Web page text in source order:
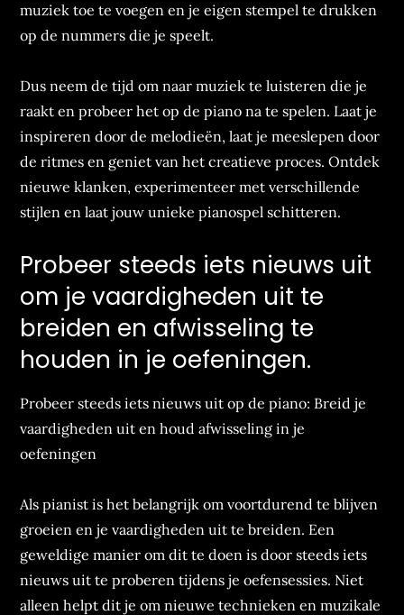
muziek toe te voegen en je eigen stempel te drukken
op de nummers die je speelt.
Dus neem de tijd om naar muziek te luisteren die je
raakt en probeer het op de piano na te spelen. Laat je
inspireren door de melodieën, laat je meeslepen door
de ritmes en geniet van het creatieve proces. Ontdek
nieuwe klanken, experimenteer met verschillende
stijlen en laat jouw unieke pianospel schitteren.
Probeer steeds iets nieuws uit
om je vaardigheden uit te
breiden en afwisseling te
houden in je oefeningen.
Probeer steeds iets nieuws uit op de piano: Breid je
vaardigheden uit en houd afwisseling in je
oefeningen
Als pianist is het belangrijk om voortdurend te blijven
groeien en je vaardigheden uit te breiden. Een
geweldige manier om dit te doen is door steeds iets
nieuws uit te proberen tijdens je oefensessies. Niet
alleen helpt dit je om nieuwe technieken en muzikale